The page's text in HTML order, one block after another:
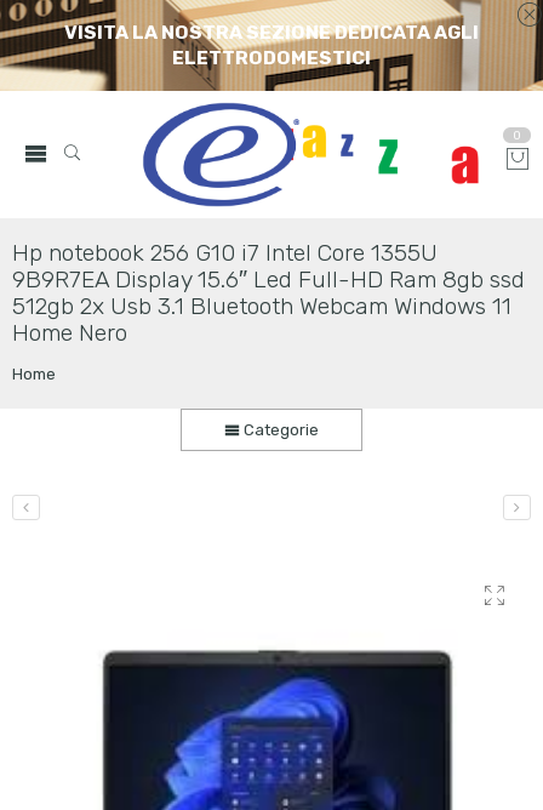
VISITA LA NOSTRA SEZIONE DEDICATA AGLI
ELETTRODOMESTICI
0
Hp notebook 256 G10 i7 Intel Core 1355U
9B9R7EA Display 15.6″ Led Full-HD Ram 8gb ssd
512gb 2x Usb 3.1 Bluetooth Webcam Windows 11
Home Nero
Home
Categorie